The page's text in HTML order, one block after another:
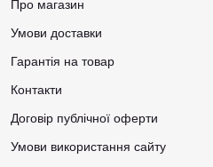
Про магазин
Умови доставки
Гарантія на товар
Контакти
Договір публічної оферти
Умови використання сайту